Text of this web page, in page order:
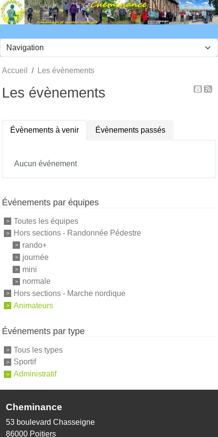
Accueil Les évènements
Les évènements
Évènements à venir Évènements passés
Aucun événement
Événements par équipes
Toutes les équipes
Hors sections - Randonnée Pédestre
rando+
journée
mini
normale
Hors sections - Marche nordique
Animateurs
Événements par type
Tous les types
Sportif
Administratif
Cheminance
53 boulevard Chasseigne
86000 Poitiers
Panneau de gestion des cookies